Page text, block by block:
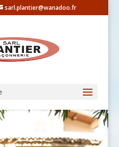
sarl.plantier@wanadoo.fr